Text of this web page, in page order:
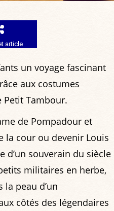
article
un voyage fascinant
aux costumes
Tambour.
de Pompadour et
la cour ou devenir Louis
d’un souverain du siècle
militaires en herbe,
peau d’un
côtés des légendaires